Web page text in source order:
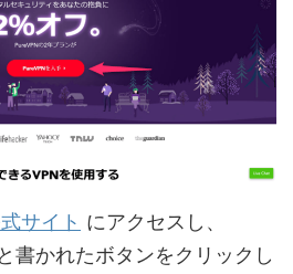
サイト にアクセスし、
書かれたボタンをクリックし